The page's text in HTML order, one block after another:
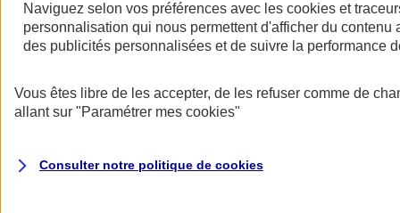
AXA Assurance
Naviguez selon vos préférences avec les cookies et
personnalisation qui nous permettent d'afficher du contenu
des publicités personnalisées et de suivre la performance
Vous êtes libre de les accepter, de les refuser comme de
allant sur "Paramétrer mes cookies"
Consulter notre politique de cookies